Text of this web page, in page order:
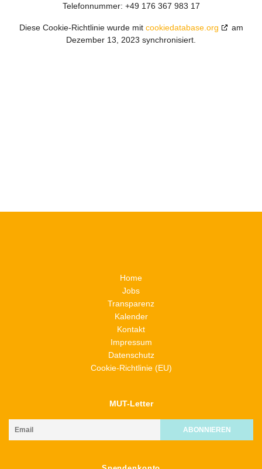
Telefonnummer: +49 176 367 983 17
Diese Cookie-Richtlinie wurde mit cookiedatabase.org
am
Dezember 13, 2023 synchronisiert.
Home
Jobs
Transparenz
Kalender
Kontakt
Impressum
Datenschutz
Cookie-Richtlinie (EU)
MUT-Letter